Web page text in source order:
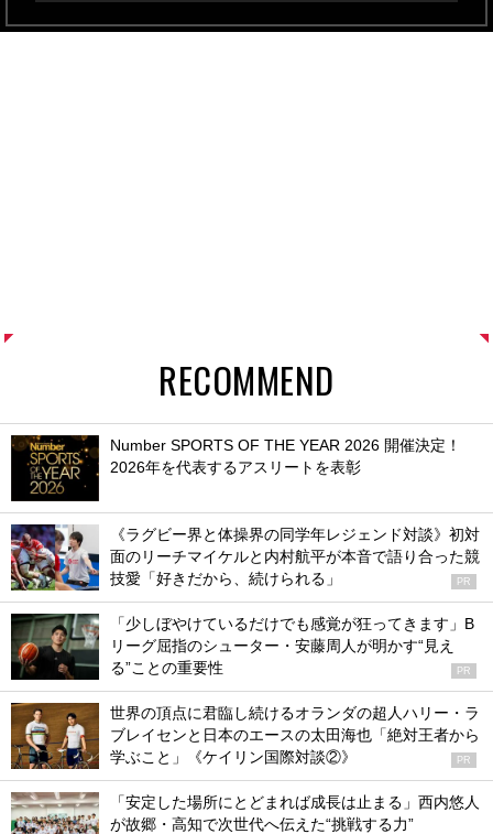
RECOMMEND
Number SPORTS OF THE YEAR 2026 開催決定！
2026年を代表するアスリートを表彰
《ラグビー界と体操界の同学年レジェンド対談》初対
面のリーチマイケルと内村航平が本音で語り合った競
技愛「好きだから、続けられる」
PR
「少しぼやけているだけでも感覚が狂ってきます」B
リーグ屈指のシューター・安藤周人が明かす“見え
る”ことの重要性
PR
世界の頂点に君臨し続けるオランダの超人ハリー・ラ
ブレイセンと日本のエースの太田海也「絶対王者から
学ぶこと」《ケイリン国際対談②》
PR
「安定した場所にとどまれば成長は止まる」西内悠人
が故郷・高知で次世代へ伝えた“挑戦する力”